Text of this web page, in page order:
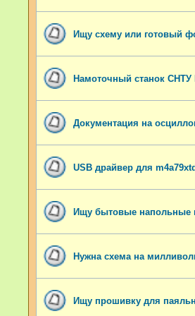
Ищу схему или готовый
Намоточный станок СНТУ
Документация на
USB драйвер для
Ищу бытовые напольные
Нужна схема на
Ищу прошивку для